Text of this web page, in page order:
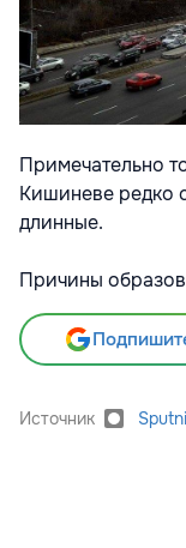
Примечательно
Кишиневе редко
длинные.
Причины
Источник